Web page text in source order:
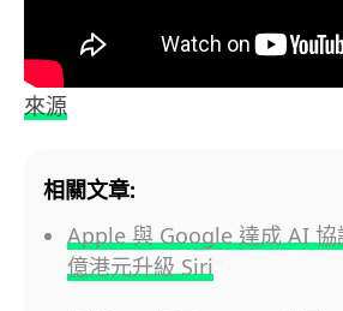
來源
相關文章:
Apple 與 Google 達成 AI 協
億港元升級 Siri